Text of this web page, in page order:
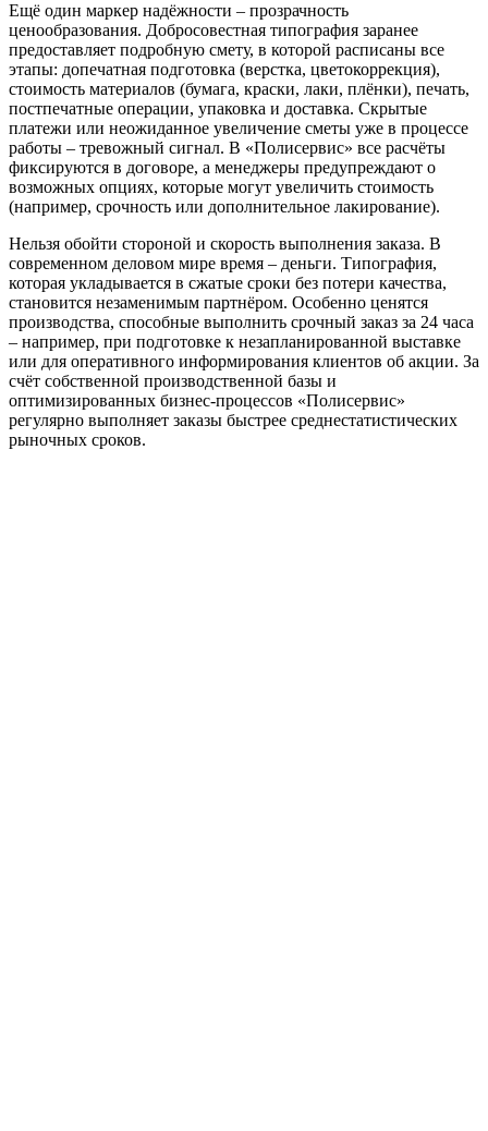
Ещё один маркер надёжности – прозрачность
ценообразования. Добросовестная типография заранее
предоставляет подробную смету, в которой расписаны все
этапы: допечатная подготовка (верстка, цветокоррекция),
стоимость материалов (бумага, краски, лаки, плёнки), печать,
постпечатные операции, упаковка и доставка. Скрытые
платежи или неожиданное увеличение сметы уже в процессе
работы – тревожный сигнал. В «Полисервис» все расчёты
фиксируются в договоре, а менеджеры предупреждают о
возможных опциях, которые могут увеличить стоимость
(например, срочность или дополнительное лакирование).
Нельзя обойти стороной и скорость выполнения заказа. В
современном деловом мире время – деньги. Типография,
которая укладывается в сжатые сроки без потери качества,
становится незаменимым партнёром. Особенно ценятся
производства, способные выполнить срочный заказ за 24 часа
– например, при подготовке к незапланированной выставке
или для оперативного информирования клиентов об акции. За
счёт собственной производственной базы и
оптимизированных бизнес-процессов «Полисервис»
регулярно выполняет заказы быстрее среднестатистических
рыночных сроков.